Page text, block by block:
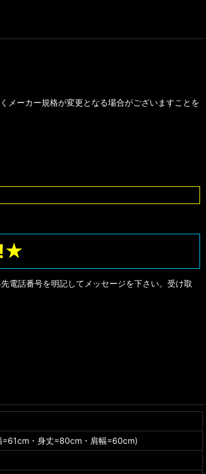
メーカー規格が変更となる場合がございますことを
電話番号を明記してメッセージを下さい。受け取
・身丈=80cm・肩幅=60cm)